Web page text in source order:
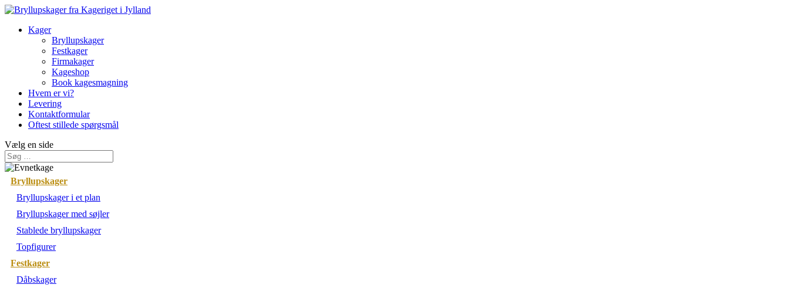
Kager
Bryllupskager
Festkager
Firmakager
Kageshop
Book kagesmagning
Hvem er vi?
Levering
Kontaktformular
Oftest stillede spørgsmål
Vælg en side
Bryllupskager
Bryllupskager i et plan
Bryllupskager med søjler
Stablede bryllupskager
Topfigurer
Festkager
Dåbskager